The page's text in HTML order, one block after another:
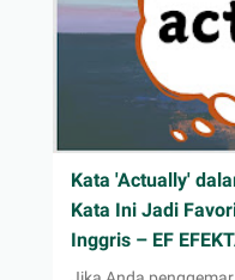
Kata 'Actually'
Kata Ini Jadi
Inggris – EF